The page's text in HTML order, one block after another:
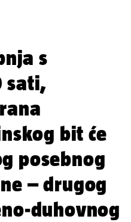
s
sati,
bit će
posebnog
– drugog
duhovnog